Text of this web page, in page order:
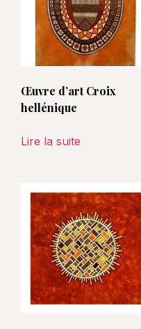
Œuvre d’art Croix
hellénique
Lire la suite